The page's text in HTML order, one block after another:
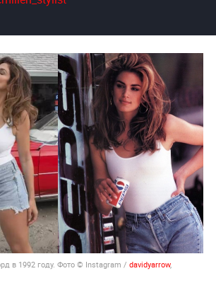
в 1992 году. Фото © Instagram / davidyarrow,